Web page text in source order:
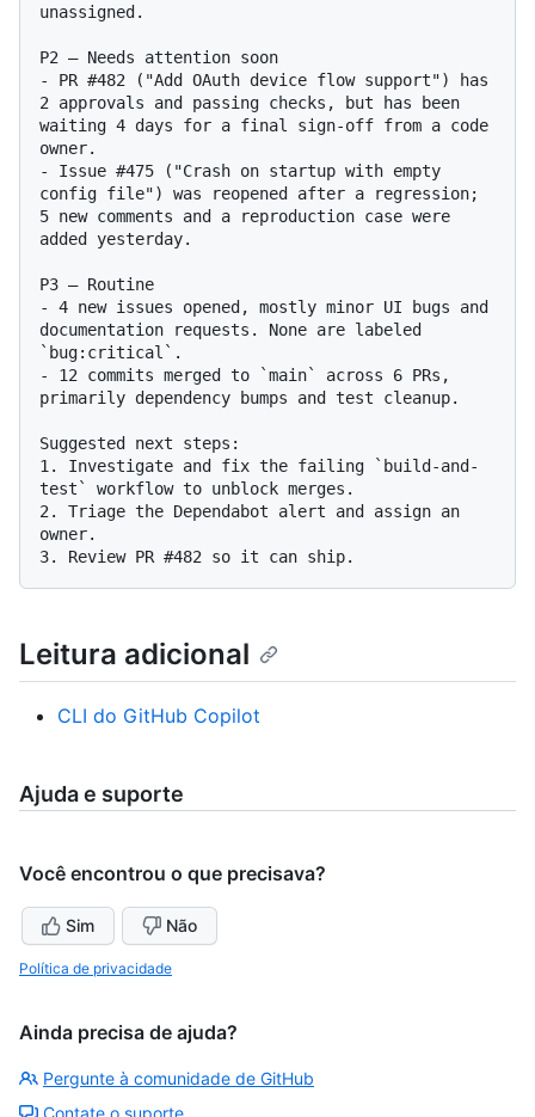
unassigned.
P2 — Needs attention soon
- PR #482 ("Add OAuth device flow support") has
2 approvals and passing checks, but has been
waiting 4 days for a final sign-off from a code
owner.
- Issue #475 ("Crash on startup with empty
config file") was reopened after a regression;
5 new comments and a reproduction case were
added yesterday.
P3 — Routine
- 4 new issues opened, mostly minor UI bugs and
documentation requests. None are labeled
`bug:critical`.
- 12 commits merged to `main` across 6 PRs,
primarily dependency bumps and test cleanup.
Suggested next steps:
1. Investigate and fix the failing `build-and-
test` workflow to unblock merges.
2. Triage the Dependabot alert and assign an
owner.
Leitura adicional
CLI do GitHub Copilot
Ajuda e suporte
Você encontrou o que precisava?
Sim Não
Política de privacidade
Ainda precisa de ajuda?
Pergunte à comunidade de GitHub
Contate o suporte